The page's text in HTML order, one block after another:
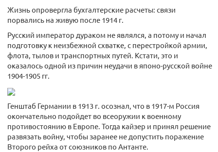
Жизнь опровергла бухгалтерские расчеты: связи
порвались на живую после 1914 г.
Русский император дураком не являлся, а потому и начал
подготовку к неизбежной схватке, с перестройкой армии,
флота, тылов и транспортных путей. Кстати, это и
оказалось одной из причин неудачи в японо-русской войне
1904-1905 гг.
Генштаб Германии в 1913 г. осознал, что в 1917-м Россия
окончательно подойдет во всеоружии к военному
противостоянию в Европе. Тогда кайзер и принял решение
развязать войну, чтобы заранее не допустить поражение
Второго рейха от союзников по Антанте.